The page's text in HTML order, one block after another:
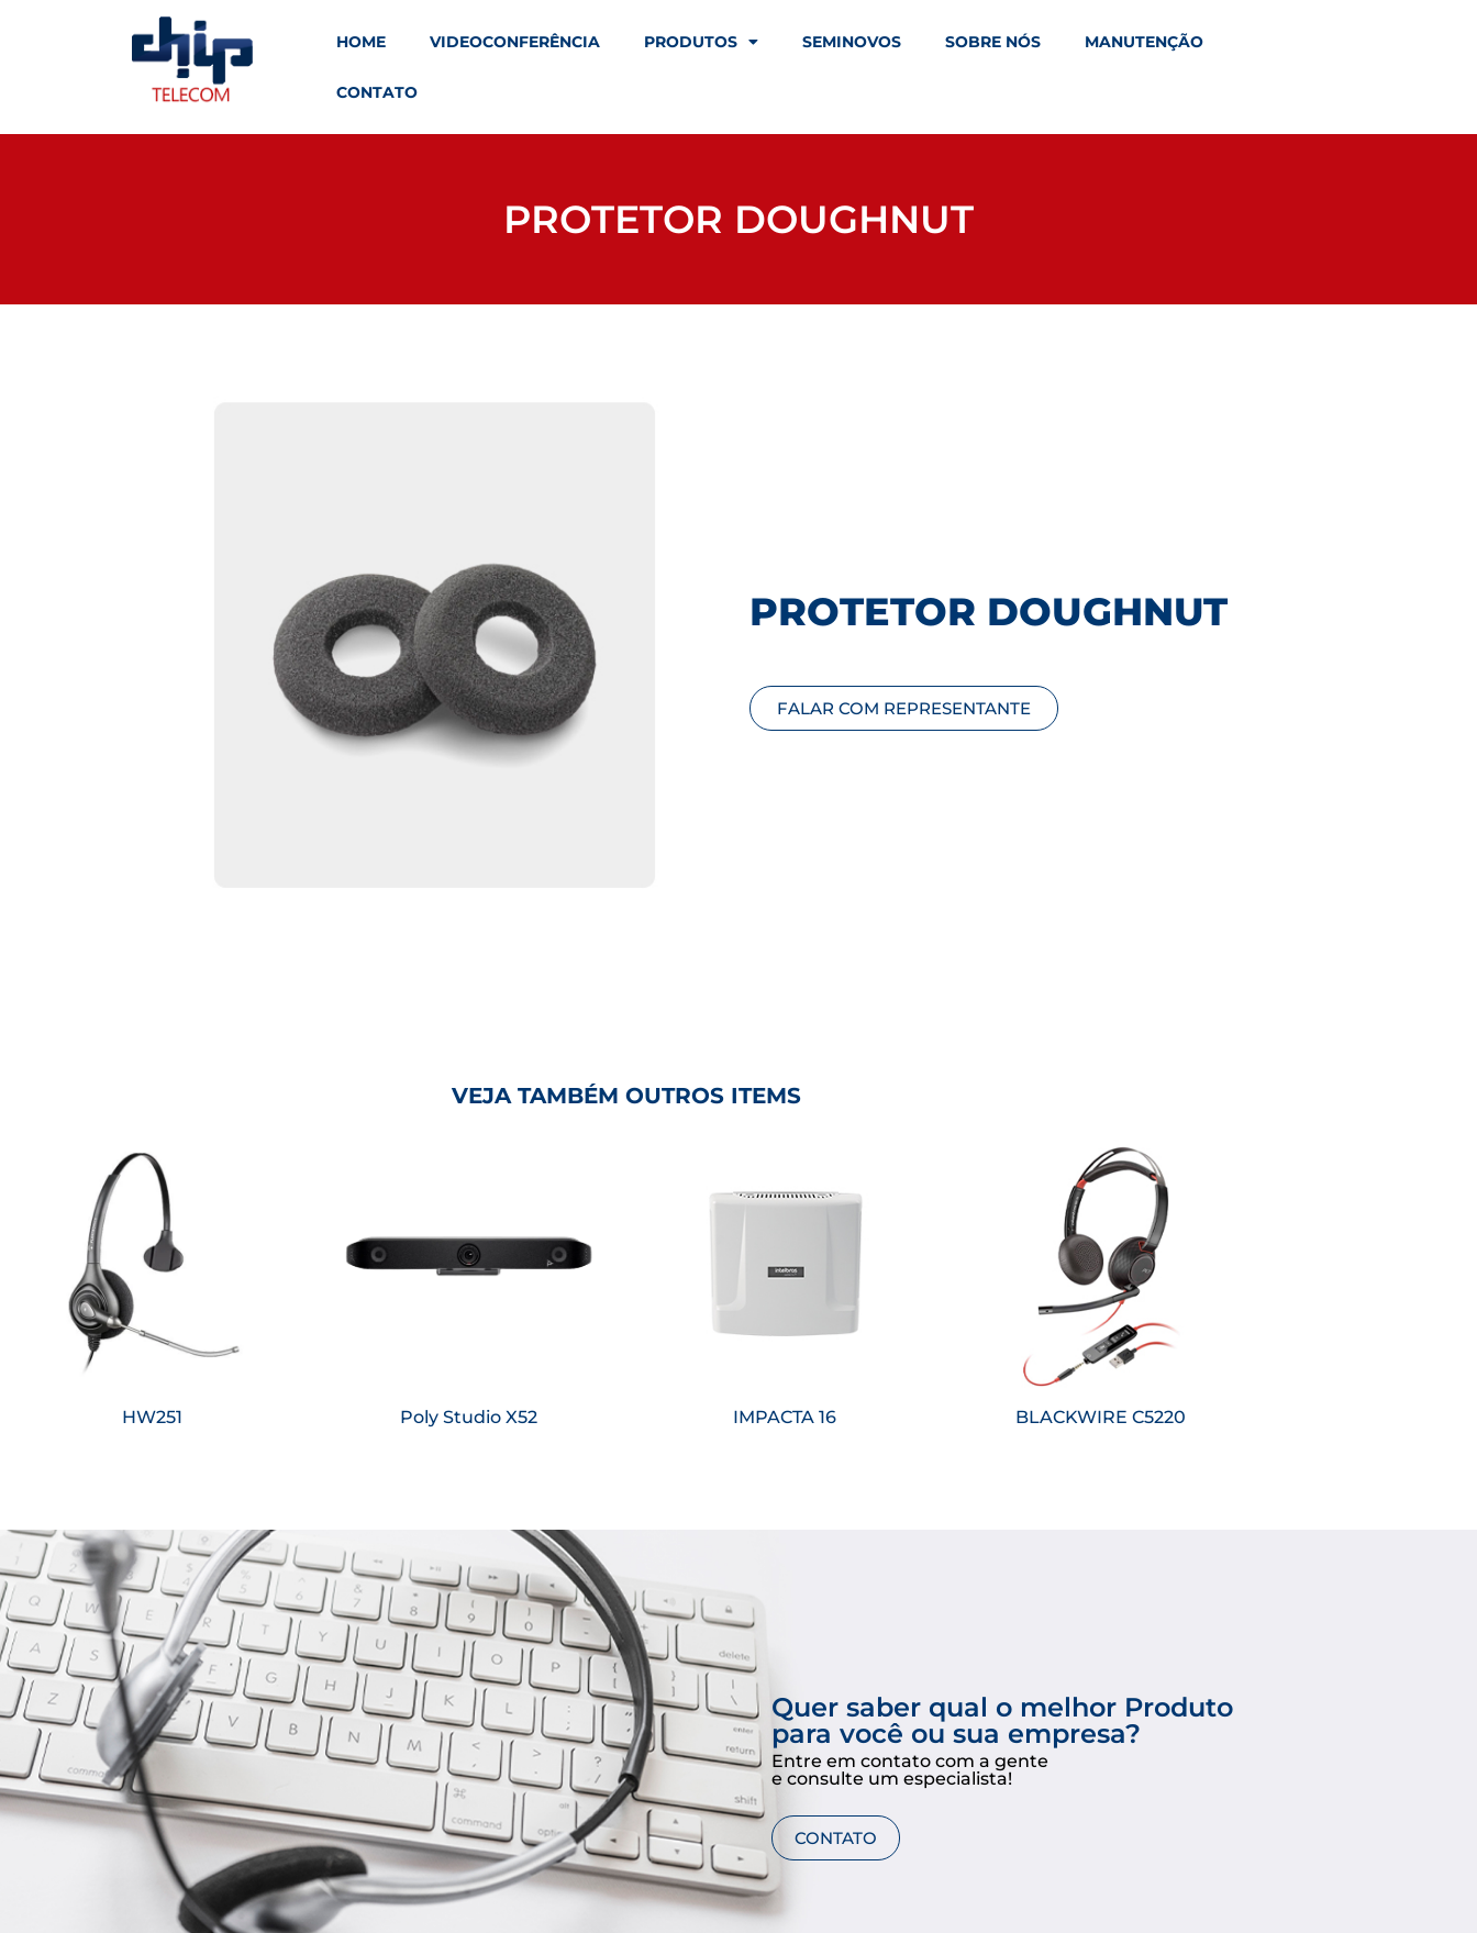
HOME VIDEOCONFERÊNCIA PRODUTOS SEMINOVOS SOBRE NÓS MANUTENÇÃO
CONTATO
PROTETOR DOUGHNUT
PROTETOR DOUGHNUT
FALAR COM REPRESENTANTE
VEJA TAMBÉM OUTROS ITEMS
Saiba mais
HW251
Saiba mais
Poly Studio X52
Saiba mais
IMPACTA 16
Saiba mais
BLACKWIRE C5220
Quer saber qual o melhor Produto
para você ou sua empresa?
Entre em contato com a gente
e consulte um especialista!
CONTATO